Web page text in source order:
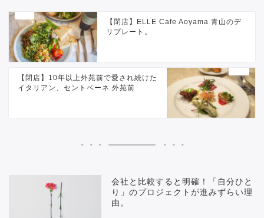
【閉店】ELLE Cafe Aoyama 青山のデ
リプレート。
【閉店】10年以上外苑前で愛され続けた
イタリアン、セントベーネ 外苑前
会社と比較すると明確！「自分ひと
り」のプロジェクトが進みずらい理
由。